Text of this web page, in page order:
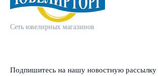
Сеть ювелирных магазинов
Подпишитесь на нашу новостную рассылку